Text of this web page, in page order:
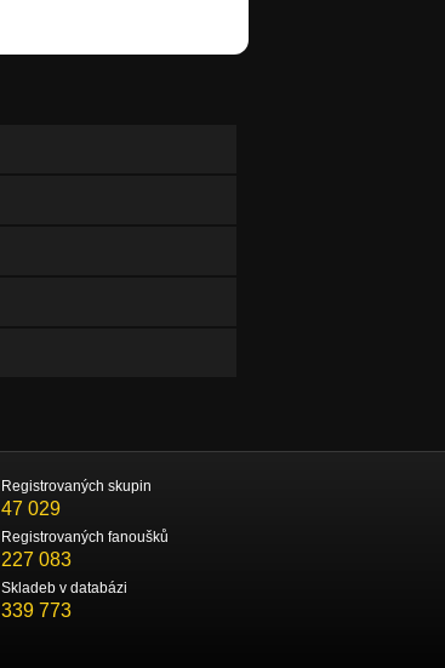
Registrovaných skupin
47 029
Registrovaných fanoušků
227 083
Skladeb v databázi
339 773